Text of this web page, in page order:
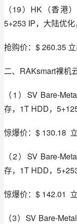
（19）HK（香港
5+253 IP，大陆优化
抢购价：$ 260.35
二、RAKsmart裸机
（1）SV Bare-
存，1T HDD，
惊爆价：$ 130.18
（2）SV Bare-
存，1T HDD，
惊爆价：$ 142.01
（3）SV Bare-